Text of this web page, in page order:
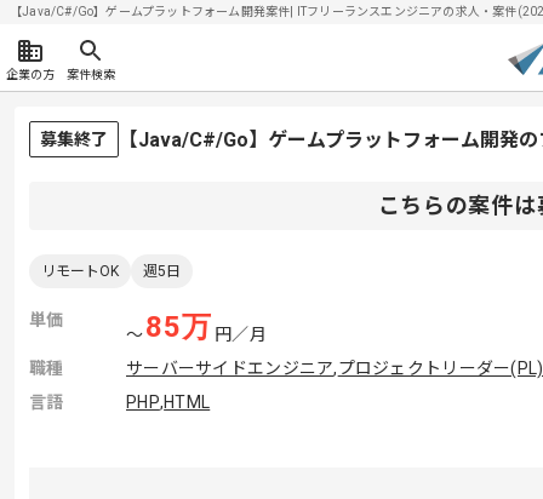
【Java/C#/Go】ゲームプラットフォーム開発案件| ITフリーランスエンジニアの求人・案件
企業の方 案件検索
募集終了 【Java/C#/Go】ゲームプラットフォーム開発
こちらの案件
リモートOK 週5日
単価
〜85万 円／月
職種
サーバーサイドエンジニア,プロジェクトリーダー(PL)
言語
PHP,HTML